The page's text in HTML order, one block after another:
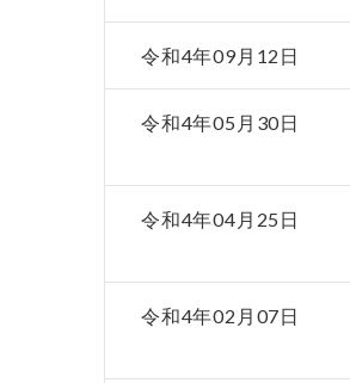
令和4年09月12日
令和4年05月30日
令和4年04月25日
令和4年02月07日